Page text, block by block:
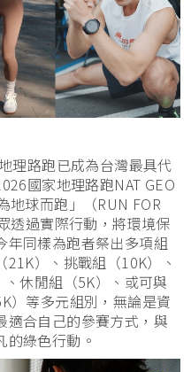
理路跑已成為台灣最具代
國家地理路跑NAT GEO
地球而跑」（RUN FOR
透過實際行動，將環境保
年同樣為跑者祭出多項組
）、挑戰組（10K）、
休閒組（5K）、或可與
）等多元組別，無論是資
適合自己的參賽方式，與
的綠色行動。